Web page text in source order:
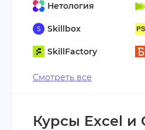
Нетология
Skillbox
SkillFactory
Смотреть все
Курсы Excel и